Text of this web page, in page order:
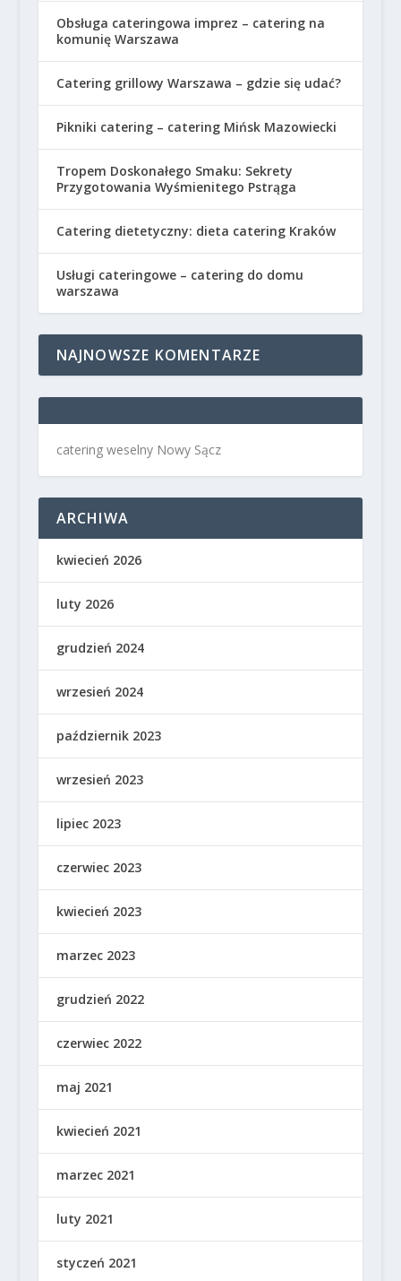
Obsługa cateringowa imprez – catering na
komunię Warszawa
Catering grillowy Warszawa – gdzie się udać?
Pikniki catering – catering Mińsk Mazowiecki
Tropem Doskonałego Smaku: Sekrety
Przygotowania Wyśmienitego Pstrąga
Catering dietetyczny: dieta catering Kraków
Usługi cateringowe – catering do domu
warszawa
NAJNOWSZE KOMENTARZE
catering weselny Nowy Sącz
ARCHIWA
kwiecień 2026
luty 2026
grudzień 2024
wrzesień 2024
październik 2023
wrzesień 2023
lipiec 2023
czerwiec 2023
kwiecień 2023
marzec 2023
grudzień 2022
czerwiec 2022
maj 2021
kwiecień 2021
marzec 2021
luty 2021
styczeń 2021